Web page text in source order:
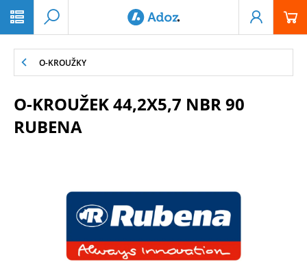
O-KROUŽKY
O-KROUŽEK 44,2X5,7 NBR 90
RUBENA